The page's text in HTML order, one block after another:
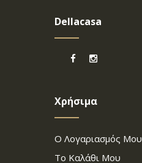
Dellacasa
Χρήσιμα
Ο Λογαριασμός Μου
Το Καλάθι Μου